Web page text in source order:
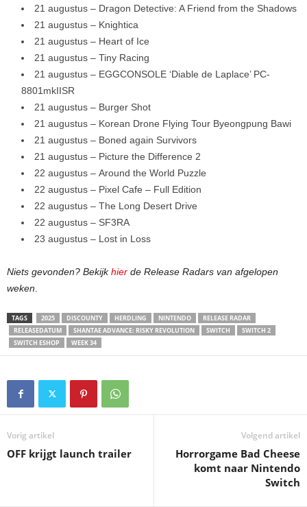
21 augustus – Dragon Detective: A Friend from the Shadows
21 augustus – Knightica
21 augustus – Heart of Ice
21 augustus – Tiny Racing
21 augustus – EGGCONSOLE ‘Diable de Laplace’ PC-
8801mkIISR
21 augustus – Burger Shot
21 augustus – Korean Drone Flying Tour Byeongpung Bawi
21 augustus – Boned again Survivors
21 augustus – Picture the Difference 2
22 augustus – Around the World Puzzle
22 augustus – Pixel Cafe – Full Edition
22 augustus – The Long Desert Drive
22 augustus – SF3RA
23 augustus – Lost in Loss
Niets gevonden? Bekijkhier de Release Radars van afgelopen
weken
TAGS 2025 DISCOUNTY HERDLING NINTENDO
RELEASE RADAR
RELEASEDATUM
SHANTAE ADVANCE: RISKY REVOLUTION SWITCH
SWITCH 2
SWITCH ESHOP
WEEK 34
Vorig artikel
OFF krijgt launch trailer
Volgend artikel
Horrorgame Bad Cheese
komt naar Nintendo
Switch